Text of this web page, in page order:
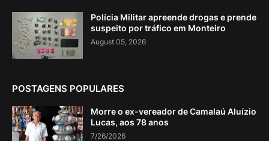
Polícia Militar apreende drogas e prende
suspeito por tráfico em Monteiro
August 05, 2026
POSTAGENS POPULARES
Morre o ex-vereador de Camalaú Aluízio
Lucas, aos 78 anos
7/26/2026